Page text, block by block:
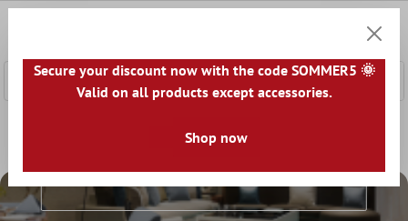
Kleur Rood
Rood
Secure your discount now with the code SOMMER5 🌞
Valid on all products except accessories.
Shop now